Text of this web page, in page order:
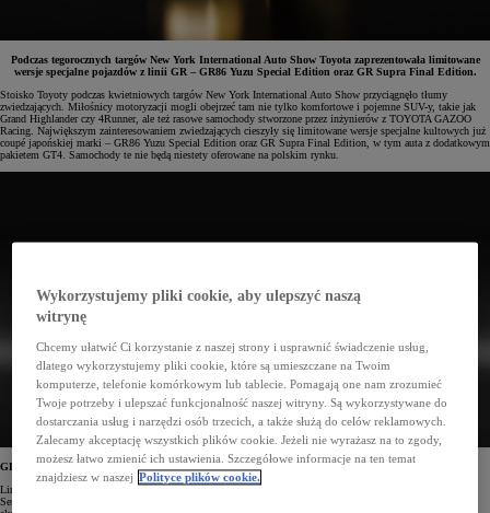
Podczas tegorocznych targów New York International Auto Show Toyota zaprezentowała limitowane
wersje specjalne pojazdów z linii GR – GR86 Yuzu Special Edition oraz GR Supra Final Edition.
Stoisko Toyoty podczas kwietniowych targów New York International Auto Show przyciągnęło tłumy
zwiedzających. Miłośnicy motoryzacji mogli obejrzeć tam nie tylko komfortowe i pojemne SUV-y, takie jak
Grand Highlander czy 4Runner, ale też rasowe samochody stworzone przez inżynierów z TOYOTA GAZOO
Racing. Największym zainteresowaniem zwiedzających cieszyły się limitowane wersje specjalne kultowych już
coupé japońskiej marki – GR86 Yuzu Special Edition oraz GR Supra Final Edition, w tym auta z dodatkowym
pakietem GT4. Samochody te nie będą niestety oferowane na polskim rynku.
GR86 Yuzu Special Edition
Limitowana wersja GR86 Yuzu Special Edition nawiązuje do wyjątkowego modelu Sciona FR-S Release
Series 1.0, który debiutował w żywym żółtym kolorze. Edycja specjalna Toyoty wyróżnia się 18" felgami
Wykorzystujemy pliki cookie, aby ulepszyć naszą
witrynę
Chcemy ułatwić Ci korzystanie z naszej strony i usprawnić świadczenie usług,
dlatego wykorzystujemy pliki cookie, które są umieszczane na Twoim
komputerze, telefonie komórkowym lub tablecie. Pomagają one nam zrozumieć
Twoje potrzeby i ulepszać funkcjonalność naszej witryny. Są wykorzystywane do
dostarczania usług i narzędzi osób trzecich, a także służą do celów reklamowych.
Zalecamy akceptację wszystkich plików cookie. Jeżeli nie wyrażasz na to zgody,
możesz łatwo zmienić ich ustawienia. Szczegółowe informacje na ten temat
znajdziesz w naszej Polityce plików cookie.